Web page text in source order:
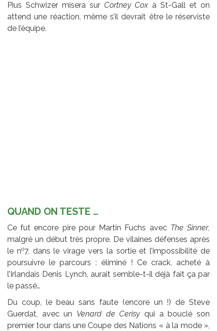
Pius Schwizer misera surCortney Cox à St-Gall et on
attend une réaction, même s’il devrait être le réserviste
de l’équipe.
QUAND ON TESTE …
Ce fut encore pire pour Martin Fuchs avec The Sinner,
malgré un début très propre. De vilaines défenses après
le no7, dans le virage vers la sortie et l’impossibilité de
poursuivre le parcours : éliminé ! Ce crack, acheté à
l’Irlandais Denis Lynch, aurait semble-t-il déjà fait ça par
le passé…
Du coup, le beau sans faute (encore un !) de Steve
Guerdat, avec un Venard de Cerisy qui a bouclé son
premier tour dans une Coupe des Nations « à la mode »,